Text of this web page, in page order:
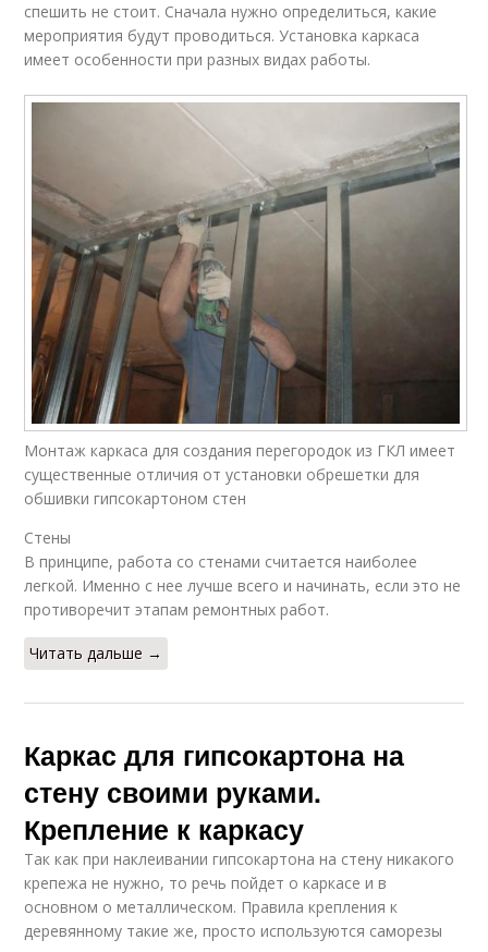
спешить не стоит. Сначала нужно определиться, какие
мероприятия будут проводиться. Установка каркаса
имеет особенности при разных видах работы.
Монтаж каркаса для создания перегородок из ГКЛ имеет
существенные отличия от установки обрешетки для
обшивки гипсокартоном стен
Стены
В принципе, работа со стенами считается наиболее
легкой. Именно с нее лучше всего и начинать, если это не
противоречит этапам ремонтных работ.
Читать дальше →
Каркас для гипсокартона на
стену своими руками.
Крепление к каркасу
Так как при наклеивании гипсокартона на стену никакого
крепежа не нужно, то речь пойдет о каркасе и в
основном о металлическом. Правила крепления к
деревянному такие же, просто используются саморезы